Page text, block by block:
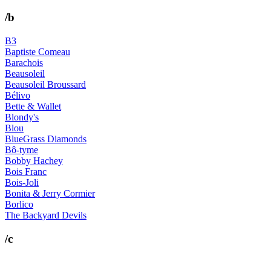
/b
B3
Baptiste Comeau
Barachois
Beausoleil
Beausoleil Broussard
Bélivo
Bette & Wallet
Blondy's
Blou
BlueGrass Diamonds
Bô-tyme
Bobby Hachey
Bois Franc
Bois-Joli
Bonita & Jerry Cormier
Borlico
The Backyard Devils
/c